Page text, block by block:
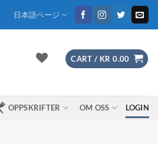
日本語ページ
CART / KR 0.00
OPPSKRIFTER OM OSS LOGIN